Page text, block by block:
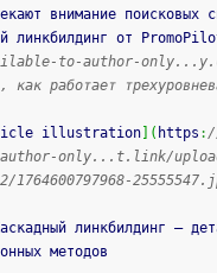
внимание поисковых
линкбилдинг от
to-author-
как работает
illustration ( https :
only...t.link/
1764600797968-
линкбилдинг –
методов